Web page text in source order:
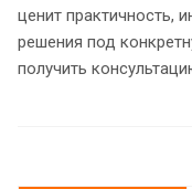
ценит практичность,
решения под
получить